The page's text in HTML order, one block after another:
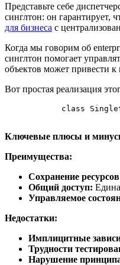
Представьте себе
синглтон: он гарантирует,
для бизнеса с
Когда мы говорим об
синглтон помогает
объектов может привести
Вот простая реализация
class
Ключевые плюсы и
Преимущества:
Сохранение
Общий доступ:
Управляемое
Недостатки:
Имплицитные
Трудности
Нарушение